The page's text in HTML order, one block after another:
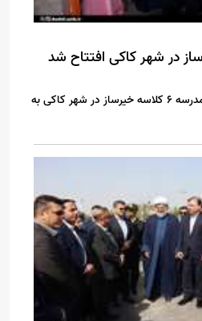
با حضور استاندار بوشهر، مدرسه ۶ کلاسه خیرساز در شهر کاکی به